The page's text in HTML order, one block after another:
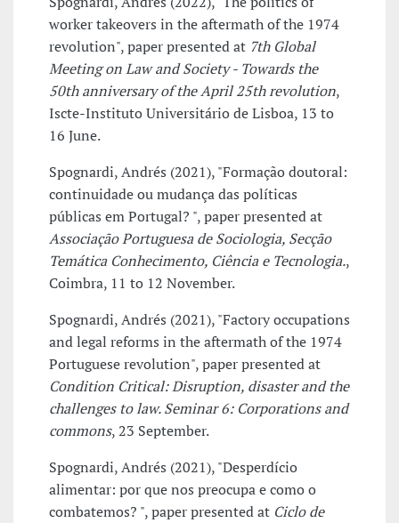
worker takeovers in the aftermath of the 1974
revolution", paper presented at 7th Global
Meeting on Law and Society - Towards the
50th anniversary of the April 25th revolution,
Iscte-Instituto Universitário de Lisboa, 13 to
16 June.
Spognardi, Andrés (2021), "Formação doutoral:
continuidade ou mudança das políticas
públicas em Portugal? ", paper presented at
Associação Portuguesa de Sociologia, Secção
Temática Conhecimento, Ciência e Tecnologia.,
Coimbra, 11 to 12 November.
Spognardi, Andrés (2021), "Factory occupations
and legal reforms in the aftermath of the 1974
Portuguese revolution", paper presented at
Condition Critical: Disruption, disaster and the
challenges to law. Seminar 6: Corporations and
commons, 23 September.
Spognardi, Andrés (2021), "Desperdício
alimentar: por que nos preocupa e como o
combatemos? ", paper presented at Ciclo de